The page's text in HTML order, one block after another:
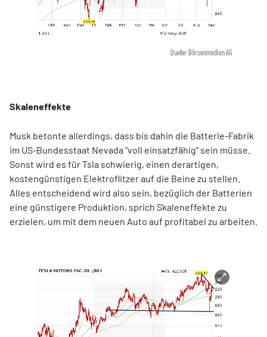
Quelle: Börsenmedien AG
Skaleneffekte
Musk betonte allerdings, dass bis dahin die Batterie-Fabrik
im US-Bundesstaat Nevada "voll einsatzfähig" sein müsse.
Sonst wird es für Tsla schwierig, einen derartigen,
kostengünstigen Elektroflitzer auf die Beine zu stellen.
Alles entscheidend wird also sein, bezüglich der Batterien
eine günstigere Produktion, sprich Skaleneffekte zu
erzielen, um mit dem neuen Auto auf profitabel zu arbeiten.